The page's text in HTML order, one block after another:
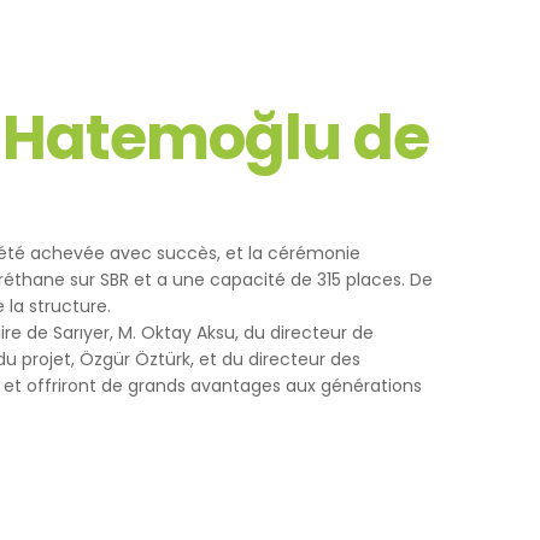
de
achevée avec succès, et la cérémonie
sur SBR et a une capacité de 315 places. De
la structure.
de Sarıyer, M. Oktay Aksu, du directeur de
projet, Özgür Öztürk, et du directeur des
offriront de grands avantages aux générations
siz
önünde